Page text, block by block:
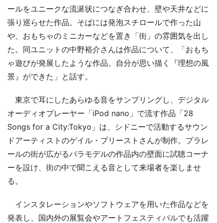
ールをユニークな流涎状につなぎ合わせ、壁や天井などに
張り巡らせた作品。そばには発泡スチロールで作った山
や、おもちゃのミニカーなどを置き「街」の雰囲気を出し
た。同ユニットの中野裕介さんは作品について、「おもち
ゃ遊びが発展したような作品。自分が思い描く『理想の風
景』ができた」と話す。
東京で耳にしたあらゆる音をサンプリングし、デジタル
オーディオプレーヤー「iPod nano」で流す作品「28
Songs for a City:Tokyo」は、シドニーで活動するサウン
ドアーティストのゲイル・プリーストさんが制作。プラレ
ールの街が広がるパラモデルの作品内の壁面に試聴コーナ
ーを設け、街の中で聞こえる音として来場者を楽しませ
る。
インスタレーションやソフトウェアを用いた作品などを
発表し、国内外の展覧会やアートフェスティバルでも活躍